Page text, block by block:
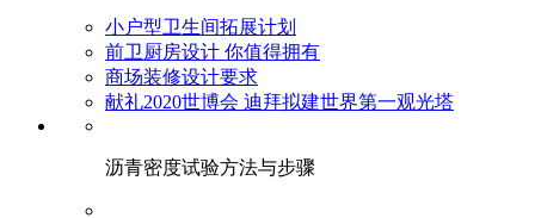
小户型卫生间拓展计划
前卫厨房设计 你值得拥有
商场装修设计要求
献礼2020世博会 迪拜拟建世界第一观光塔
​沥青密度试验方法与步骤